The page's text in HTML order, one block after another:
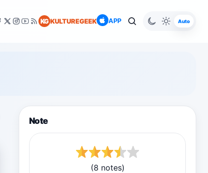
KG KULTUREGEEK APP Auto
Note
(8 notes)